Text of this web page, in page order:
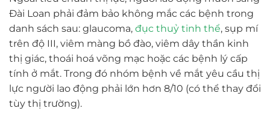
Đài Loan phải đảm bảo không mắc các bệnh trong
danh sách sau: glaucoma, đục thuỷ tinh thể, sụp mí
trên độ III, viêm màng bồ đào, viêm dây thần kinh
thị giác, thoái hoá võng mạc hoặc các bệnh lý cấp
tính ở mắt. Trong đó nhóm bệnh về mắt yêu cầu thị
lực người lao động phải lớn hơn 8/10 (có thể thay đổi
tùy thị trường).